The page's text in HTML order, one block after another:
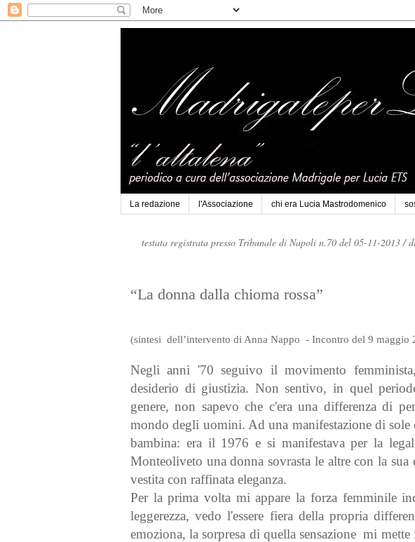
La redazione l'Associazione chi era Lucia Mastrodomenico
testata registrata presso Tribunale di Napoli n.70 del 05-11-2013 /
“La donna dalla chioma rossa”
(sintesi dell’intervento di Anna Nappo - Incontro del 9
Negli anni '70 seguivo il movimento
desiderio di giustizia. Non sentivo, in quel
genere, non sapevo che c'era una differenza di
mondo degli uomini. Ad una manifestazione di sole
bambina: era il 1976 e si manifestava per la
Monteoliveto una donna sovrasta le altre con la sua
vestita con raffinata eleganza.
Per la prima volta mi appare la forza femminile
leggerezza, vedo l'essere fiera della propria
emoziona, la sorpresa di quella sensazione mi